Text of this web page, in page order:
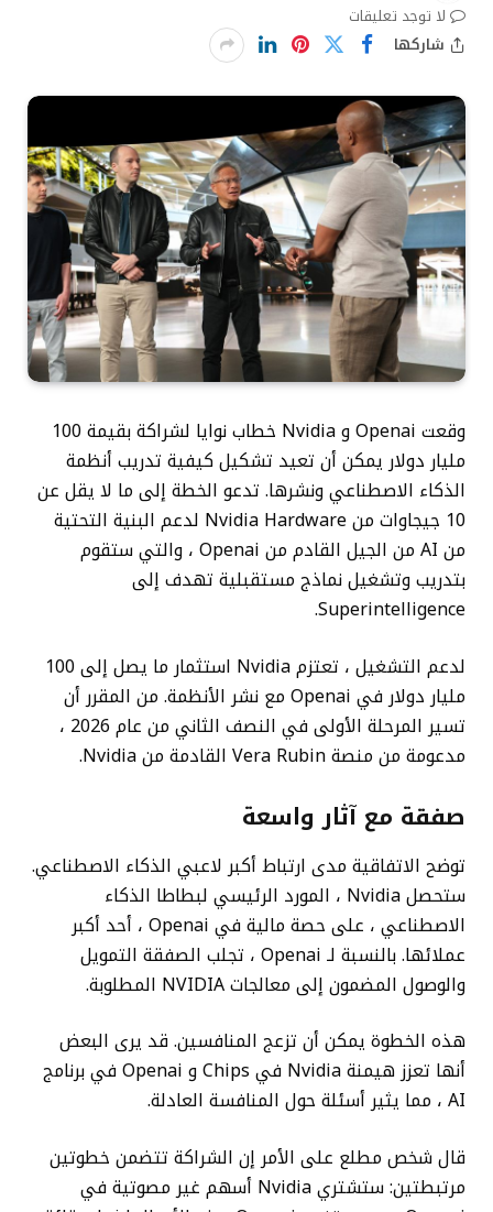
لا توجد تعليقات
شاركها
وقعت Openai و Nvidia خطاب نوايا لشراكة بقيمة 100
مليار دولار يمكن أن تعيد تشكيل كيفية تدريب أنظمة
الذكاء الاصطناعي ونشرها. تدعو الخطة إلى ما لا يقل عن
10 جيجاوات من Nvidia Hardware لدعم البنية التحتية
من AI من الجيل القادم من Openai ، والتي ستقوم
بتدريب وتشغيل نماذج مستقبلية تهدف إلى
Superintelligence.
لدعم التشغيل ، تعتزم Nvidia استثمار ما يصل إلى 100
مليار دولار في Openai مع نشر الأنظمة. من المقرر أن
تسير المرحلة الأولى في النصف الثاني من عام 2026 ،
مدعومة من منصة Vera Rubin القادمة من Nvidia.
صفقة مع آثار واسعة
توضح الاتفاقية مدى ارتباط أكبر لاعبي الذكاء الاصطناعي.
ستحصل Nvidia ، المورد الرئيسي لبطاطا الذكاء
الاصطناعي ، على حصة مالية في Openai ، أحد أكبر
عملائها. بالنسبة لـ Openai ، تجلب الصفقة التمويل
والوصول المضمون إلى معالجات NVIDIA المطلوبة.
هذه الخطوة يمكن أن تزعج المنافسين. قد يرى البعض
أنها تعزز هيمنة Nvidia في Chips و Openai في برنامج
AI ، مما يثير أسئلة حول المنافسة العادلة.
قال شخص مطلع على الأمر إن الشراكة تتضمن خطوتين
مرتبطتين: ستشتري Nvidia أسهم غير مصوتية في